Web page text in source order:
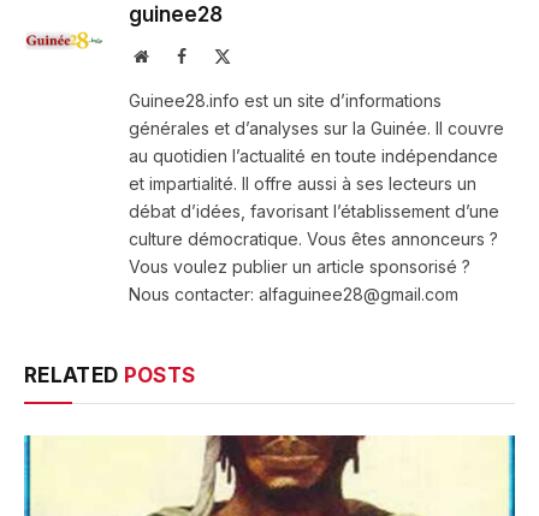
guinee28
WebsiteFacebook
Guinee28.info est un site d’informations
générales et d’analyses sur la Guinée. Il couvre
au quotidien l’actualité en toute indépendance
et impartialité. Il offre aussi à ses lecteurs un
débat d’idées, favorisant l’établissement d’une
culture démocratique. Vous êtes annonceurs ?
Vous voulez publier un article sponsorisé ?
Nous contacter: alfaguinee28@gmail.com
RELATED POSTS